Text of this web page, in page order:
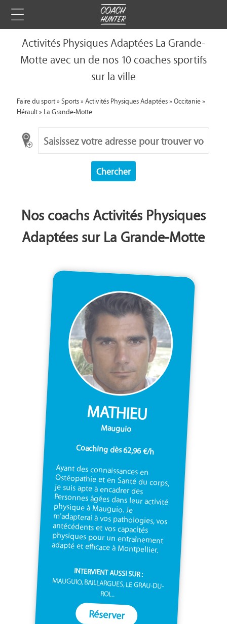
Activités Physiques Adaptées La Grande-
Motte avec un de nos 10 coaches sportifs
sur la ville
Faire du sport»Sports»Activités Physiques Adaptées»Occitanie»
Hérault»La Grande-Motte
Chercher
Nos coachs Activités Physiques
Adaptées sur La Grande-Motte
MATHIEU
Mauguio
Coaching dès 62,96 €/h
Ayant des connaissances en
Ostéopathie et en Santé du corps,
je suis apte à encadrer des
Personnes âgées dans leur activité
physique à Mauguio. Je
m'adapterai à vos pathologies, vos
antécédents et vos capacités
physiques pour un entraînement
adapté et efficace à Montpellier.
INTERVIENT AUSSI SUR :
MAUGUIO, BAILLARGUES, LE GRAU-DU-
ROI...
Réserver